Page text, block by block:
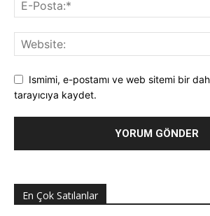
Ismimi, e-postamı ve web sitemi bir
tarayıcıya kaydet.
En Çok Satılanlar